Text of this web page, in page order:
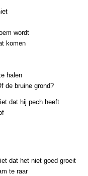
wordt
komen
halen
de bruine grond?
dat hij pech heeft
dat het niet goed groeit
te raar